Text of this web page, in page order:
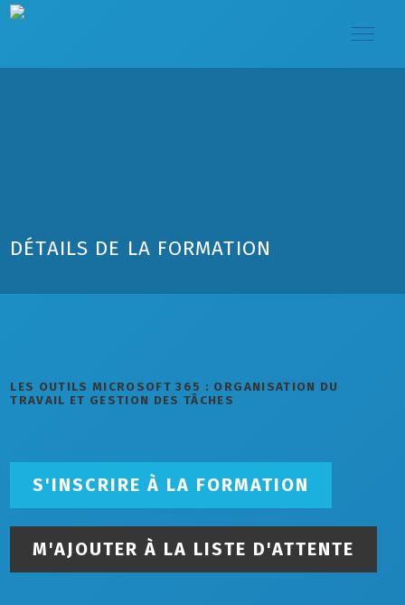
DÉTAILS DE LA FORMATION
LES OUTILS MICROSOFT 365 : ORGANISATION DU
TRAVAIL ET GESTION DES TÂCHES
S'INSCRIRE À LA FORMATION
M'AJOUTER À LA LISTE D'ATTENTE